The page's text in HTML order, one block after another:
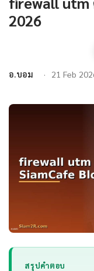
2026
อ.บอม 21 Feb
สรุปคำตอบ